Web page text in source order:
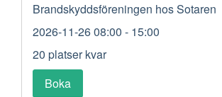
Brandskyddsföreningen hos Sotaren
2026-11-2608:00 - 15:00
20 platser kvar
Boka